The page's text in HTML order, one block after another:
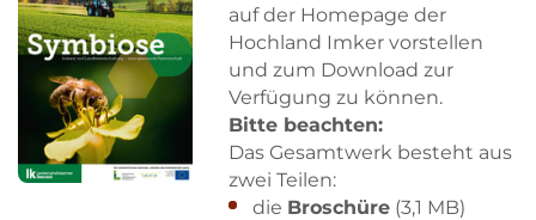
auf der Homepage der
Hochland Imker vorstellen
und zum Download zur
Verfügung zu können.
Bitte beachten:
Das Gesamtwerk besteht aus
zwei Teilen:
die Broschüre (3,1 MB)